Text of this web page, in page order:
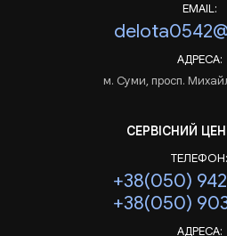
EMAIL:
АДРЕСА:
м. Суми, просп.
СЕРВІСНИЙ
ТЕЛЕФОН:
+38(050)
+38(050)
АДРЕСА: